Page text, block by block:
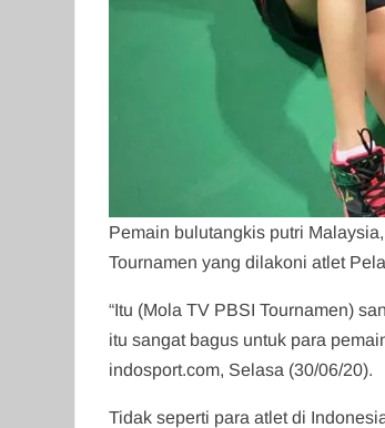
Pemain bulutangkis putri
Tournamen yang dilakoni atlet
“Itu (Mola TV PBSI Tournamen)
itu sangat bagus untuk para
indosport.com, Selasa (30/06/20).
Tidak seperti para atlet di